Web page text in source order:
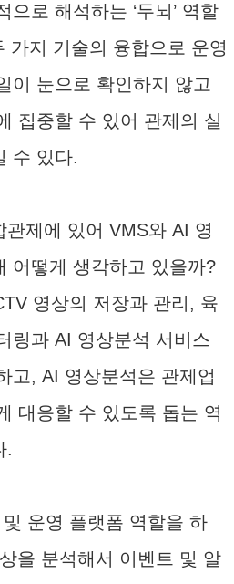
로 해석하는 ‘두뇌’ 역할
가지 기술의 융합으로 운영
이 눈으로 확인하지 않고
집중할 수 있어 관제의 실
수 있다.
관제에 있어 VMS와 AI 영
어떻게 생각하고 있을까?
영상의 저장과 관리, 육
링과 AI 영상분석 서비스
고, AI 영상분석은 관제업
대응할 수 있도록 돕는 역
.
운영 플랫폼 역할을 하
을 분석해서 이벤트 및 알